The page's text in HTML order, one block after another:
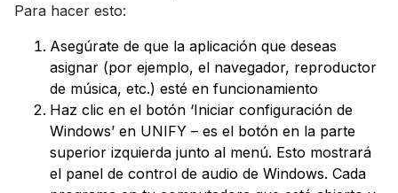
Para hacer esto:
Asegúrate de que la aplicación que deseas
asignar (por ejemplo, el navegador, reproductor
de música, etc.) esté en funcionamiento
Haz clic en el botón ‘Iniciar configuración de
Windows’ en UNIFY – es el botón en la parte
superior izquierda junto al menú. Esto mostrará
el panel de control de audio de Windows. Cada